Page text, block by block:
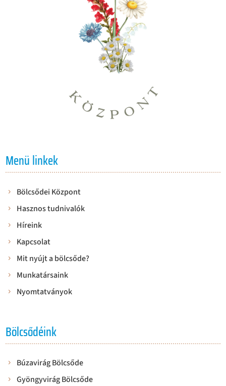
Menü linkek
Bölcsődei Központ
Hasznos tudnivalók
Híreink
Kapcsolat
Mit nyújt a bölcsőde?
Munkatársaink
Nyomtatványok
Bölcsődéink
Búzavirág Bölcsőde
Gyöngyvirág Bölcsőde